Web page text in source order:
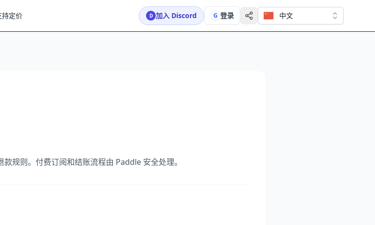
持定价 D 加入 Discord G 登录 中文
规则。付费订阅和结账流程由 Paddle 安全处理。